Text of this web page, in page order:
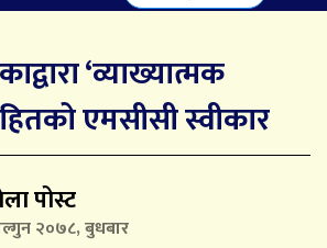
‘व्याख्यात्मक
एमसीसी स्वीकार
पोस्ट
२०७८, बुधबार